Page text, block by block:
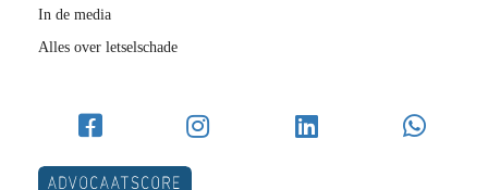
In de media
Alles over letselschade